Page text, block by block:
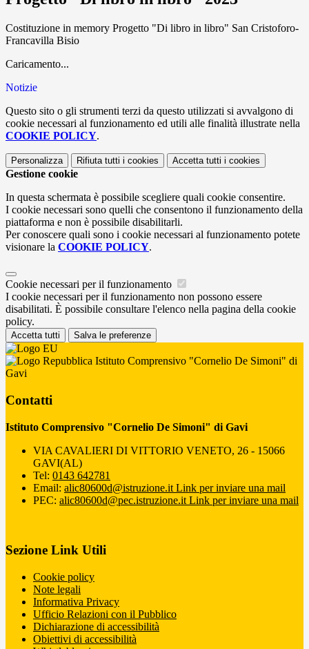
Costituzione in memory Progetto "Di libro in libro" San Cristoforo-
Francavilla Bisio
Caricamento...
Notizie
Questo sito o gli strumenti terzi da questo utilizzati si avvalgono di
cookie necessari al funzionamento ed utili alle finalità illustrate nella
COOKIE POLICY.
Personalizza Rifiuta tutti i cookies Accetta tutti i cookies
Gestione cookie
In questa schermata è possibile scegliere quali cookie consentire.
I cookie necessari sono quelli che consentono il funzionamento della
piattaforma e non è possibile disabilitarli.
Per conoscere quali sono i cookie necessari al funzionamento potete
visionare la COOKIE POLICY.
Cookie necessari per il funzionamento
I cookie necessari per il funzionamento non possono essere
disabilitati. È possibile consultare l'elenco nella pagina della cookie
policy.
Accetta tutti Salva le preferenze
Istituto Comprensivo "Cornelio De Simoni" di
Gavi
Contatti
Istituto Comprensivo "Cornelio De Simoni" di Gavi
VIA CAVALIERI DI VITTORIO VENETO, 26 - 15066
GAVI(AL)
Tel: 0143 642781
Email: alic80600d@istruzione.it Link per inviare una mail
PEC: alic80600d@pec.istruzione.it Link per inviare una mail
Sezione Link Utili
Cookie policy
Note legali
Informativa Privacy
Ufficio Relazioni con il Pubblico
Dichiarazione di accessibilità
Obiettivi di accessibilità